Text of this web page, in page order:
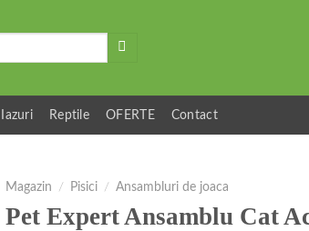
Iazuri Reptile OFERTE Contact
Magazin / Pisici / Ansambluri de joaca
Pet Expert Ansamblu Cat